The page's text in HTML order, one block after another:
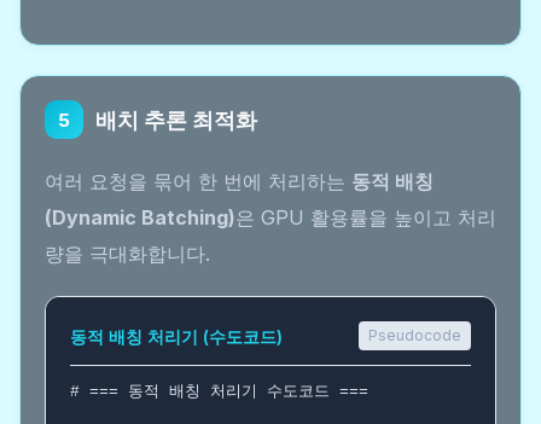
5 배치 추론 최적화
여러 요청을 묶어 한 번에 처리하는 동적 배칭
(Dynamic Batching)은 GPU 활용률을 높이고 처리
량을 극대화합니다.
동적 배칭 처리기 (수도코드) Pseudocode
# === 동적 배칭 처리기 수도코드 ===